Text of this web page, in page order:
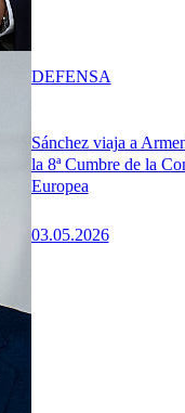
Sánchez viaja a
la 8ª Cumbre de la
Europea
03.05.2026
DEFENSA